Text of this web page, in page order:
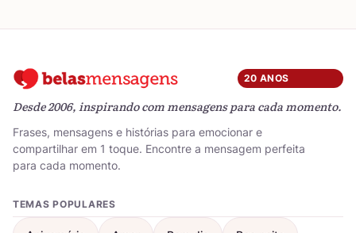
20 ANOS
Desde 2006, inspirando com mensagens para cada momento.
Frases, mensagens e histórias para emocionar e
compartilhar em 1 toque. Encontre a mensagem perfeita
para cada momento.
TEMAS POPULARES